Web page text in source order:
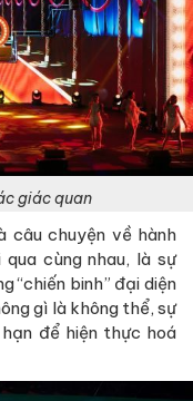
giác quan
câu chuyện về hành
cùng nhau, là sự
“chiến binh” đại diện
gì là không thể, sự
để hiện thực hoá